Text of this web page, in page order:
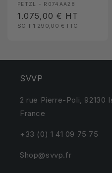
Fournisseur :
PETZL - R074AA28
Prix
habituel
1.075,00 € HT
SOIT 1.290,00 €TTC
SVVP
2 rue Pierre-Poli, 92130
France
+33 (0) 1 41 09 75 75
Shop@svvp.fr